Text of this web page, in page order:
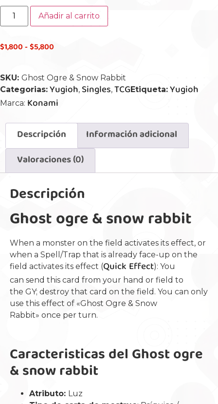
Añadir al carrito
$1,800-$5,800
SKU: Ghost Ogre & Snow Rabbit
Categorias: Yugioh, Singles, TCG Etiqueta: Yugioh
Marca: Konami
Descripción
Información adicional
Valoraciones (0)
Descripción
Ghost ogre & snow rabbit
When a monster on the field activates its effect, or
when a Spell/Trap that is already face-up on the
field activates its effect (Quick Effect): You
can send this card from your hand or field to
the GY; destroy that card on the field. You can only
use this effect of «Ghost Ogre & Snow
Rabbit» once per turn.
Caracteristicas del Ghost ogre
& snow rabbit
Atributo: Luz